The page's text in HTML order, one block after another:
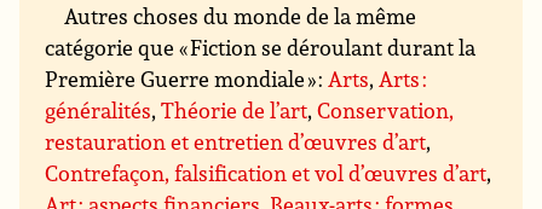
Autres choses du monde de la même
catégorie que « Fiction se déroulant durant la
Première Guerre mondiale » :Arts,Arts :
généralités,Théorie de l’art,Conservation,
restauration et entretien d’œuvres d’art,
Contrefaçon, falsification et vol d’œuvres d’art,